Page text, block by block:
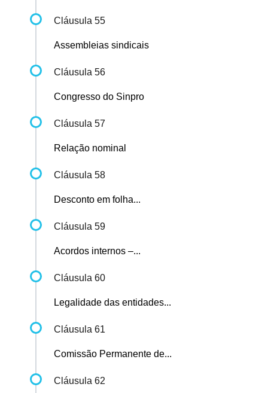
Cláusula 55
Assembleias sindicais
Cláusula 56
Congresso do Sinpro
Cláusula 57
Relação nominal
Cláusula 58
Desconto em folha...
Cláusula 59
Acordos internos –...
Cláusula 60
Legalidade das entidades...
Cláusula 61
Comissão Permanente de...
Cláusula 62